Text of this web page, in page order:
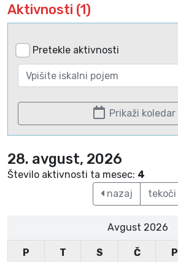
Aktivnosti (1)
Pretekle aktivnosti
Prikaži koledar
28. avgust, 2026
Število aktivnosti ta mesec: 4
nazaj
tekoči
Avgust 2026
P T S Č P